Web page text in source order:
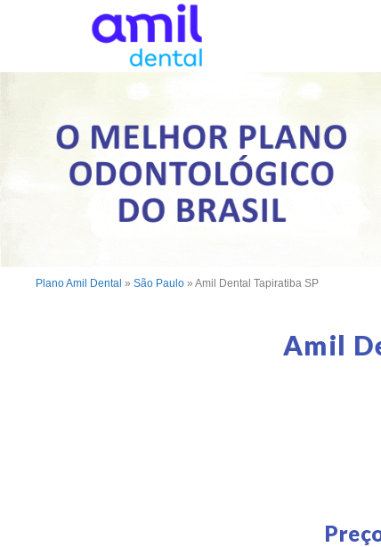
Plano Amil Dental » São Paulo » Amil Dental Tapiratiba SP
Amil